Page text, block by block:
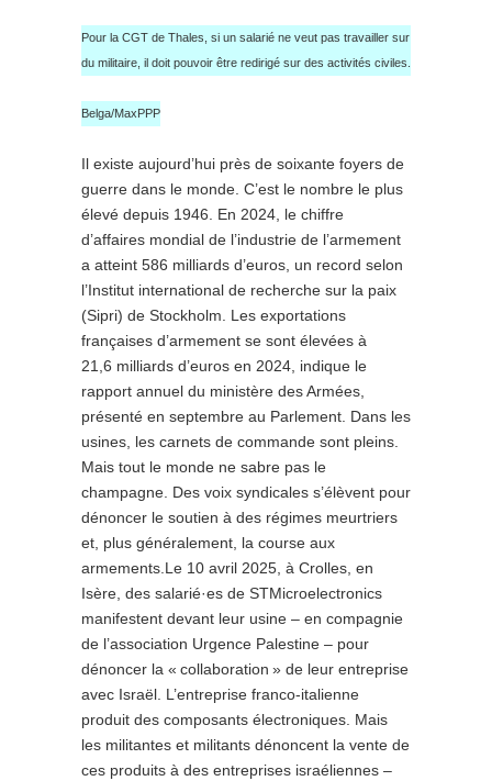
Pour la CGT de Thales, si un salarié ne veut pas travailler sur
du militaire, il doit pouvoir être redirigé sur des activités civiles.
Belga/MaxPPP
Il existe aujourd’hui près de soixante foyers de
guerre dans le monde. C’est le nombre le plus
élevé depuis 1946. En 2024, le chiffre
d’affaires mondial de l’industrie de l’armement
a atteint 586 milliards d’euros, un record selon
l’Institut international de recherche sur la paix
(Sipri) de Stockholm. Les exportations
françaises d’armement se sont élevées à
21,6 milliards d’euros en 2024, indique le
rapport annuel du ministère des Armées,
présenté en septembre au Parlement. Dans les
usines, les carnets de commande sont pleins.
Mais tout le monde ne sabre pas le
champagne. Des voix syndicales s’élèvent pour
dénoncer le soutien à des régimes meurtriers
et, plus généralement, la course aux
armements.Le 10 avril 2025, à Crolles, en
Isère, des salarié·es de STMicroelectronics
manifestent devant leur usine – en compagnie
de l’association Urgence Palestine – pour
dénoncer la « collaboration » de leur entreprise
avec Israël. L’entreprise franco-italienne
produit des composants électroniques. Mais
les militantes et militants dénoncent la vente de
ces produits à des entreprises israéliennes –